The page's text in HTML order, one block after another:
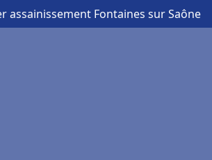
assainissement Fontaines sur Saône